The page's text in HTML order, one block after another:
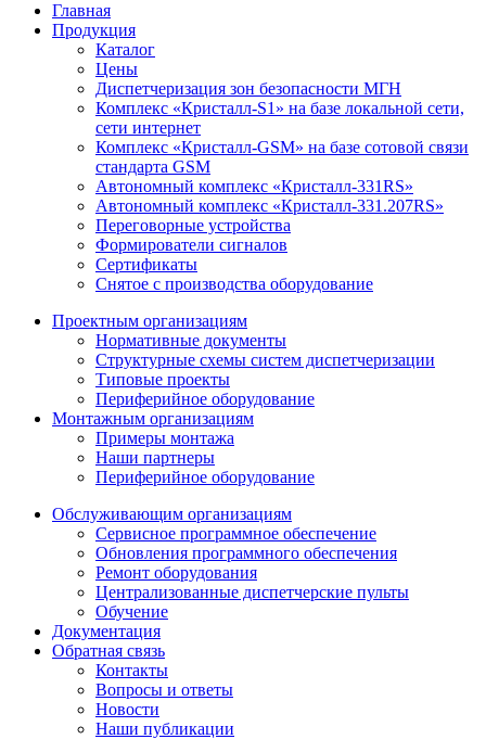
Главная
Продукция
Каталог
Цены
Диспетчеризация зон безопасности МГН
Комплекс «Кристалл-S1» на базе локальной сети,
сети интернет
Комплекс «Кристалл-GSM» на базе сотовой связи
стандарта GSM
Автономный комплекс «Кристалл-331RS»
Автономный комплекс «Кристалл-331.207RS»
Переговорные устройства
Формирователи сигналов
Сертификаты
Снятое с производства оборудование
Проектным организациям
Нормативные документы
Структурные схемы систем диспетчеризации
Типовые проекты
Периферийное оборудование
Монтажным организациям
Примеры монтажа
Наши партнеры
Периферийное оборудование
Обслуживающим организациям
Сервисное программное обеспечение
Обновления программного обеспечения
Ремонт оборудования
Централизованные диспетчерские пульты
Обучение
Документация
Обратная связь
Контакты
Вопросы и ответы
Новости
Наши публикации